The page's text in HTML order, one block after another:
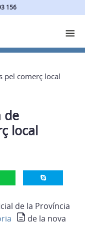
156
pel comerç local
de
local
de la Província
de la nova